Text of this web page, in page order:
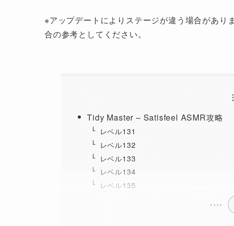
※アップデートによりステージが違う場合があり
合の参考としてください。
Tidy Master – Satisfeel ASMR攻略
レベル131
レベル132
レベル133
レベル134
レベル135